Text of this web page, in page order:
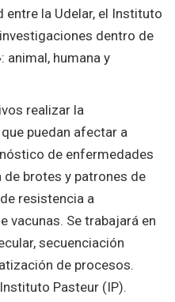
entre la Udelar, el Instituto
dentro de
animal, humana y
realizar la
puedan afectar a
de enfermedades
brotes y patrones de
resistencia a
vacunas. Se trabajará en
secuenciación
de procesos.
Pasteur (IP).